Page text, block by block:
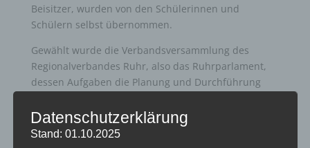
Beisitzer, wurden von den Schülerinnen und
Schülern selbst übernommen.
Gewählt wurde die Verbandsversammlung des
Regionalverbandes Ruhr, also das Ruhrparlament,
dessen Aufgaben die Planung und Durchführung
Ruhr sind. So gehört zum Beispiel der Ausbau des
regionalen Radnetzes, die Pflege und Entwicklung
Datenschutzerklärung
Stand: 01.10.2025